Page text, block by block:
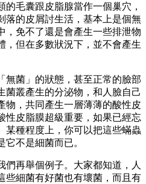
毛囊跟皮脂腺當作一個巢穴，
落的皮屑討生活，基本上是個無
，免不了還是會產生一些排泄物
，但在多數狀況下，並不會產生
無菌」的狀態，甚至正常的臉部
菌叢產生的分泌物，和人臉自己
物，共同產生一層薄薄的酸性皮
性皮脂膜超級重要，如果已經忘
某種程度上，你可以把這些蟎蟲
不是細菌而已。
們再舉個例子。大家都知道，人
些細菌有好菌也有壞菌，而且有